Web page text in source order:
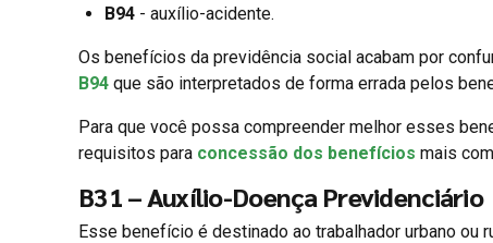
B94 - auxílio-acidente.
Os benefícios da previdência social acabam por
B94 que são interpretados de forma errada pelos
Para que você possa compreender melhor esses
requisitos para concessão dos benefícios mais
B31 – Auxílio-Doença Previdenciário
Esse benefício é destinado ao trabalhador urbano ou